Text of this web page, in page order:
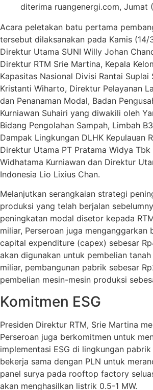
diterima ruangenergi.com, Jumat
Acara peletakan batu pertama
tersebut dilaksanakan pada Kamis
Direktur Utama SUNI Willy Johan
Direktur RTM Srie Martina, Kepala
Kapasitas Nasional Divisi Rantai Suplai
Kristanti Wiharto, Direktur Pelayanan
dan Penanaman Modal, Badan
Kurniawan Suhairi yang diwakili oleh
Bidang Pengolahan Sampah, Limbah
Dampak Lingkungan DLHK Kepulauan
Direktur Utama PT Pratama Widya Tbk
Widhatama Kurniawan dan Direktur
Indonesia Lio Lixius Chan.
Melanjutkan serangkaian strategi
produksi yang telah berjalan
peningkatan modal disetor kepada
miliar, Perseroan juga menganggarkan
capital expenditure (capex) sebesar
akan digunakan untuk pembelian
miliar, pembangunan pabrik sebesar
pembelian mesin-mesin produksi
Komitmen ESG
Presiden Direktur RTM, Srie Martina
Perseroan juga berkomitmen untuk
implementasi ESG di lingkungan
bekerja sama dengan PLN untuk
panel surya pada rooftop factory
akan menghasilkan listrik 0.5-1 MW.